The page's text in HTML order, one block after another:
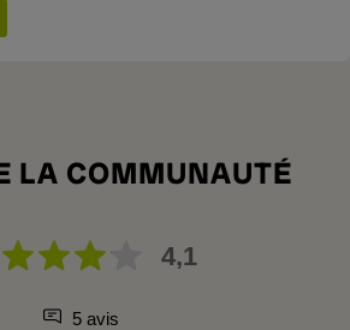
LA COMMUNAUTÉ
4,1
5 avis